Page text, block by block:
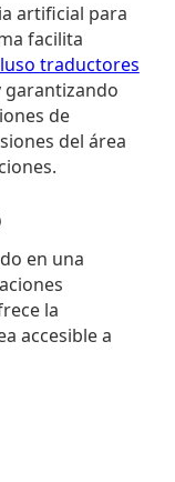
artificial para
facilita
traductores
garantizando
de
del área
en una
la
accesible a